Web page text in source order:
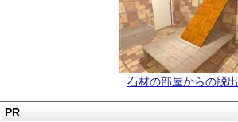
石材の部屋からの脱出
PR